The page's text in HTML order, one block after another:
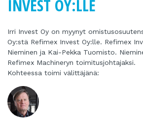
INVEST OY:LLE
Irri Invest Oy on myynyt
Oy:stä Refimex Invest Oy:lle. Refimex
Nieminen ja Kai-Pekka Tuomisto.
Refimex Machineryn toimitusjohtajaksi.
Kohteessa toimi välittäjänä: